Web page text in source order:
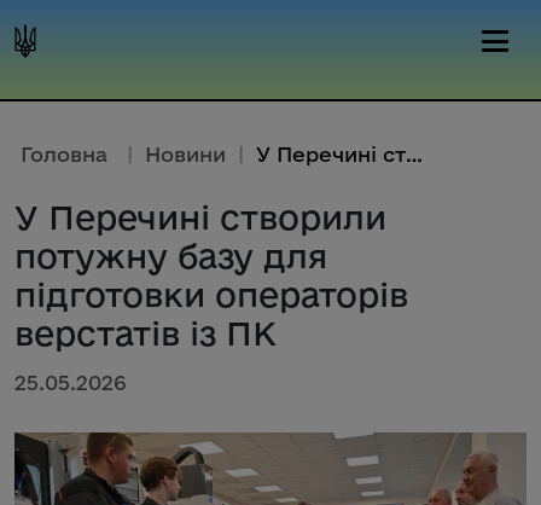
Головна | Новини | У Перечині створили потужну ба...
У Перечині створили
потужну базу для
підготовки операторів
верстатів із ПК
25.05.2026